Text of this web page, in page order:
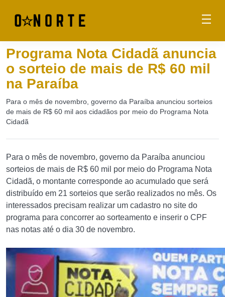
Programa Nota Cidadã anuncia
o sorteio de mais de R$ 60 mil
na Paraíba
Para o mês de novembro, governo da Paraíba anunciou sorteios
de mais de R$ 60 mil aos cidadãos por meio do Programa Nota
Cidadã
Para o mês de novembro, governo da Paraíba anunciou
sorteios de mais de R$ 60 mil por meio do Programa Nota
Cidadã, o montante corresponde ao acumulado que será
distribuído em 21 sorteios que serão realizados no mês. Os
interessados precisam realizar um cadastro no site do
programa para concorrer ao sorteamento e inserir o CPF
nas notas até o dia 30 de novembro.